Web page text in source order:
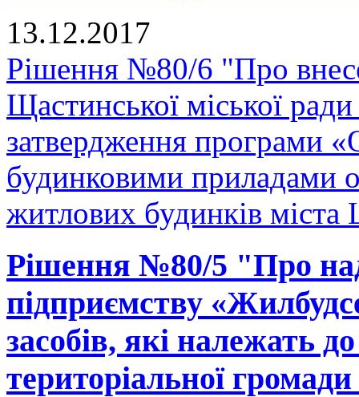
13.12.2017
Рішення №80/6 "Про
Щастинської міської
затвердження програми
будинковими приладами
житлових будинків
Рішення №80/5 "Про
підприємству
засобів, які належать
територіальної